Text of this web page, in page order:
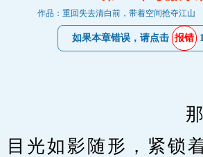
作品：重回失去清白前，带着空间抢夺江山
如果本章错误，请点击 报错
那年轻
目光如影随形，紧锁